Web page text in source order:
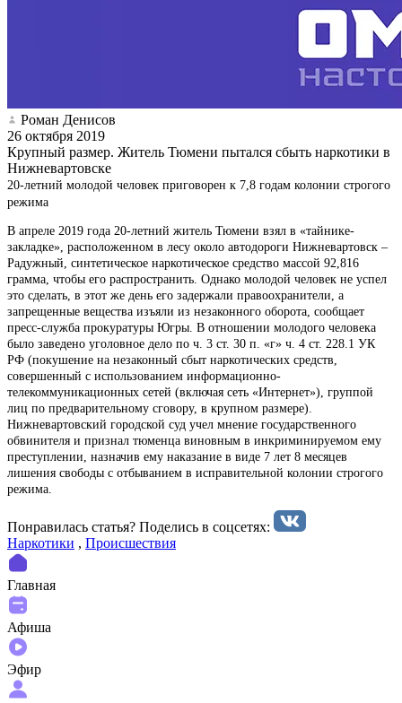
Роман Денисов
26 октября 2019
Крупный размер. Житель Тюмени пытался сбыть наркотики в
Нижневартовске
20-летний молодой человек приговорен к 7,8 годам колонии строгого
режима
В апреле 2019 года 20-летний житель Тюмени взял в «тайнике-
закладке», расположенном в лесу около автодороги Нижневартовск –
Радужный, синтетическое наркотическое средство массой 92,816
грамма, чтобы его распространить. Однако молодой человек не успел
это сделать, в этот же день его задержали правоохранители, а
запрещенные вещества изъяли из незаконного оборота, сообщает
пресс-служба прокуратуры Югры. В отношении молодого человека
было заведено уголовное дело по ч. 3 ст. 30 п. «г» ч. 4 ст. 228.1 УК
РФ (покушение на незаконный сбыт наркотических средств,
совершенный с использованием информационно-
телекоммуникационных сетей (включая сеть «Интернет»), группой
лиц по предварительному сговору, в крупном размере).
Нижневартовский городской суд учел мнение государственного
обвинителя и признал тюменца виновным в инкриминируемом ему
преступлении, назначив ему наказание в виде 7 лет 8 месяцев
лишения свободы с отбыванием в исправительной колонии строгого
режима.
Понравилась статья? Поделиcь в соцсетях:
Наркотики , Происшествия
Главная
Афиша
Эфир